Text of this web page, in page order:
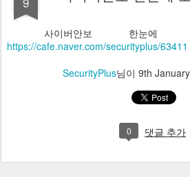
사이버안보 한눈에 보
https://cafe.naver.com/securityplus/63411
SecurityPlus님이 9th
0 댓글 추가